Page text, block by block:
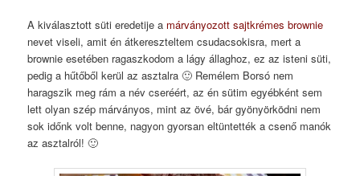
A kiválasztott süti eredetije a márványozott sajtkrémes brownie
nevet viseli, amit én átkereszteltem csudacsokisra, mert a
brownie esetében ragaszkodom a lágy állaghoz, ez az isteni süti,
pedig a hűtőből kerül az asztalra 🙂 Remélem Borsó nem
haragszik meg rám a név cseréért, az én sütim egyébként sem
lett olyan szép márványos, mint az övé, bár gyönyörködni nem
sok időnk volt benne, nagyon gyorsan eltüntették a csenő manók
az asztalról! 🙂